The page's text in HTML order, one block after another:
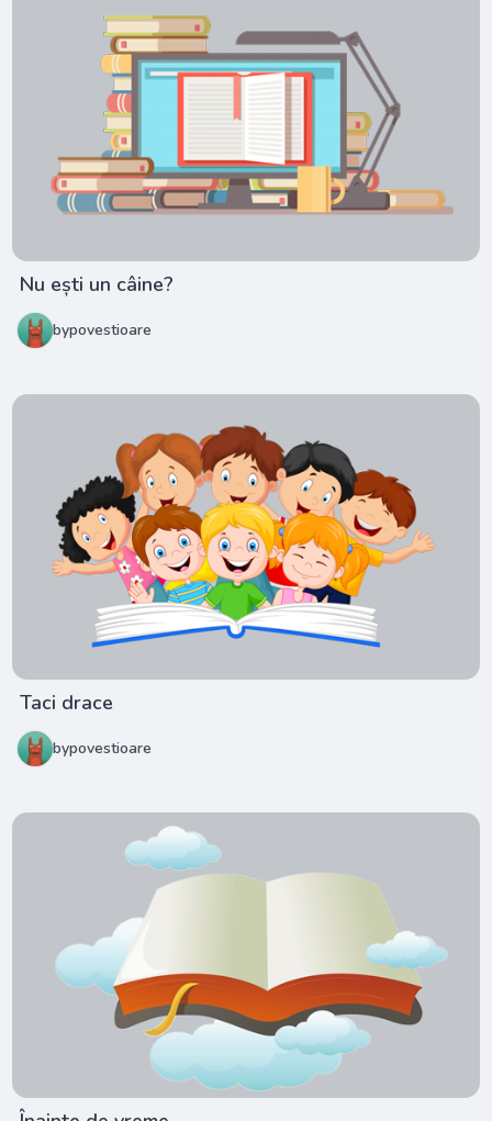
Nu ești un câine?
bypovestioare
Taci drace
bypovestioare